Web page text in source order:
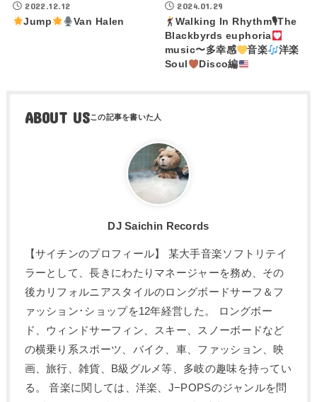
2022.12.12
Jump
Van Halen
2024.01.29
Walking In Rhythm🎙The
Blackbyrds euphoria
music〜多幸感
音楽
洋楽
Soul
Disco編
ABOUT US
DJ Saichin Records
【サイチンのプロフィール】 某大手音楽ソフトリテイ
ラーとして、長きにわたりマネージャーを務め、その
後カリフォルニアスタイルのロングボードサーフ＆フ
ァッション･ショップを12年経営した。 ロングボー
ド、ウィンドサーフィン、スキー、スノーボードなど
の横乗り系スポーツ、バイク、車、ファッション、映
画、旅行、雑貨、B級グルメ等、多岐の趣味を持ってい
る。 音楽に関しては、洋楽、J−POPSのジャンルを問